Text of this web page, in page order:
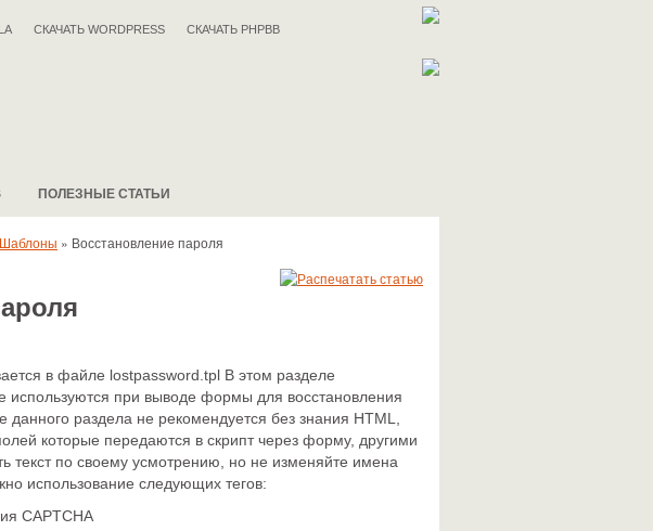
СКАЧАТЬ WORDPRESS СКАЧАТЬ PHPBB
ПОЛЕЗНЫЕ СТАТЬИ
Шаблоны » Восстановление пароля
в файле lostpassword.tpl В этом разделе
используются при выводе формы для восстановления
раздела не рекомендуется без знания HTML,
которые передаются в скрипт через форму, другими
текст по своему усмотрению, но не изменяйте имена
использование следующих тегов:
CAPTCHA